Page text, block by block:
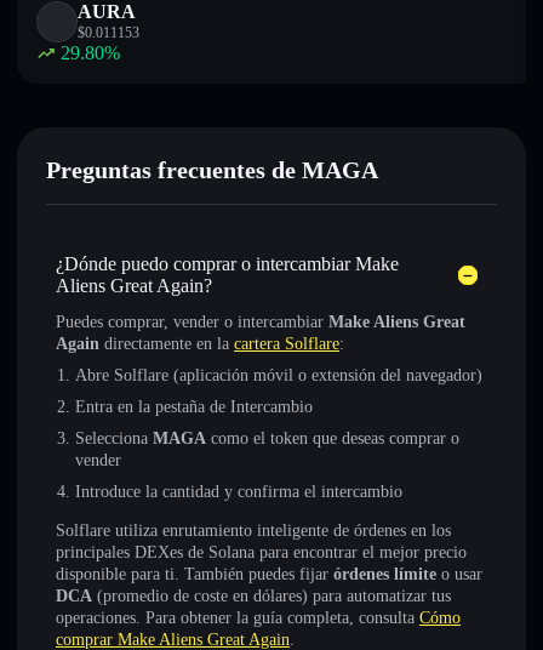
AURA
$0.011153
29.80%
Preguntas frecuentes de MAGA
¿Dónde puedo comprar o intercambiar Make
Aliens Great Again?
Puedes comprar, vender o intercambiar Make Aliens Great
Again directamente en la cartera Solflare:
Abre Solflare (aplicación móvil o extensión del navegador)
Entra en la pestaña de Intercambio
Selecciona MAGA como el token que deseas comprar o
vender
Introduce la cantidad y confirma el intercambio
Solflare utiliza enrutamiento inteligente de órdenes en los
principales DEXes de Solana para encontrar el mejor precio
disponible para ti. También puedes fijar órdenes límite o usar
DCA (promedio de coste en dólares) para automatizar tus
operaciones. Para obtener la guía completa, consulta Cómo
comprar Make Aliens Great Again.